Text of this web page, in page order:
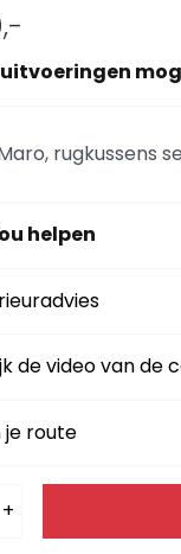
uitvoeringen
rugkussens
Maro, poef
Ottomane
helpen
de video van de
je route
+